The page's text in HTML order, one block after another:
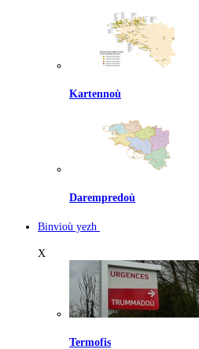
Kartennoù
Darempredoù
Binvioù yezh
X
Termofis